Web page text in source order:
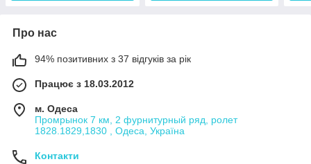
Про нас
94% позитивних з 37 відгуків за рік
Працює з 18.03.2012
м. Одеса
Промрынок 7 км, 2 фурнитурный ряд, ролет
1828.1829,1830 , Одеса, Україна
Контакти